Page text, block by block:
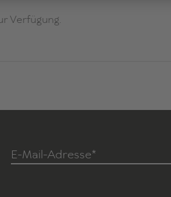
Verfügung.
E-Mail-Adresse*